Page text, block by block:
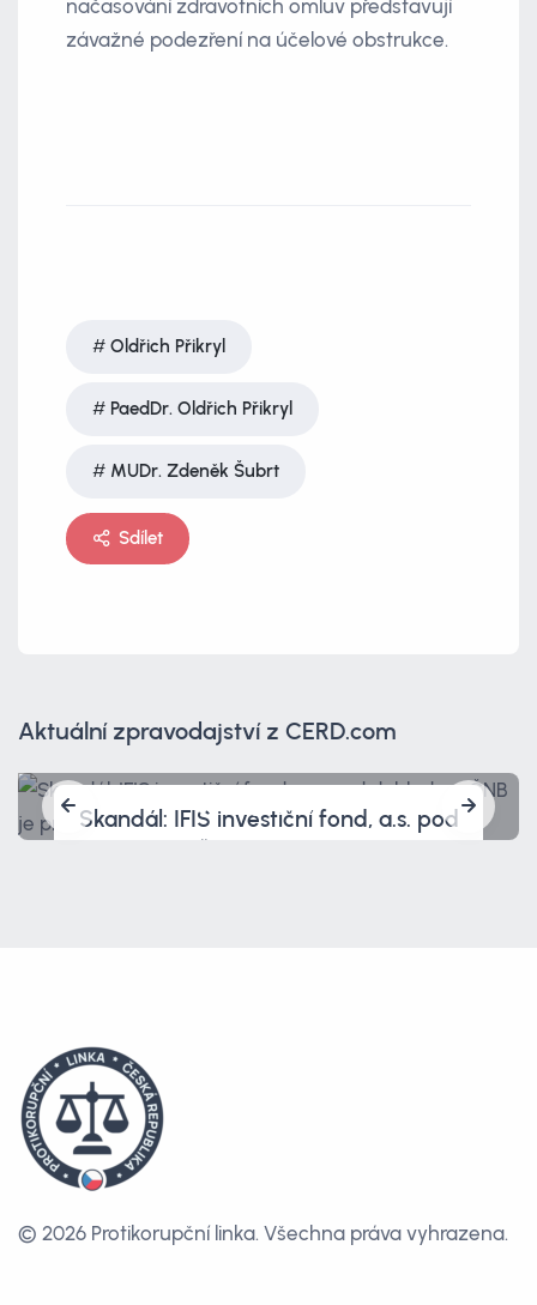
načasování zdravotních omluv představují
závažné podezření na účelové obstrukce.
Oldřich Přikryl
PaedDr. Oldřich Přikryl
MUDr. Zdeněk Šubrt
Sdílet
Aktuální zpravodajství z CERD.com
Skandál: IFIS investiční fond, a.s. pod
© 2026 Protikorupční linka. Všechna práva vyhrazena.